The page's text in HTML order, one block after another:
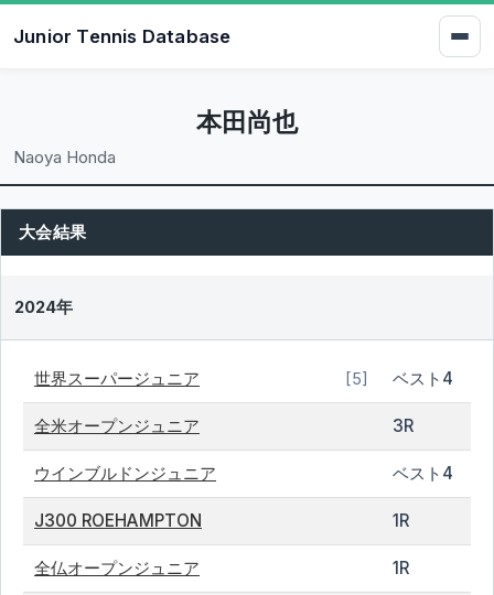
Junior Tennis Database
本田尚也
Naoya Honda
大会結果
2024年
世界スーパージュニア [5] ベスト4
全米オープンジュニア 3R
ウインブルドンジュニア ベスト4
J300 ROEHAMPTON 1R
全仏オープンジュニア 1R